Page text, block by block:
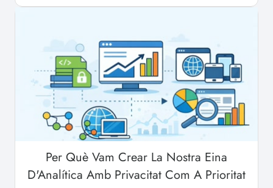
Per Què Vam Crear La Nostra Eina
D'Analítica Amb Privacitat Com A Prioritat